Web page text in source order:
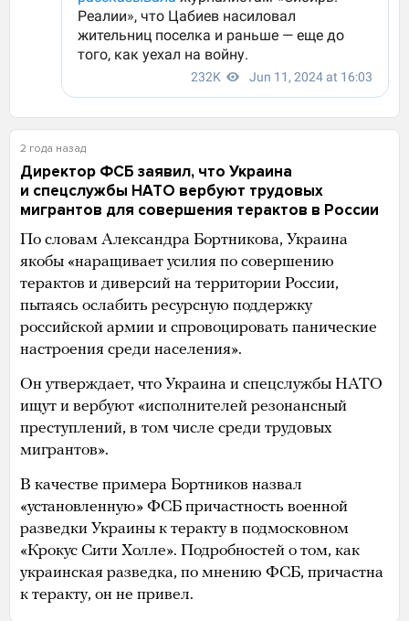
2 года назад
Директор ФСБ заявил, что Украина
и спецслужбы НАТО вербуют трудовых
мигрантов для совершения терактов в России
По словам Александра Бортникова, Украина
якобы «наращивает усилия по совершению
терактов и диверсий на территории России,
пытаясь ослабить ресурсную поддержку
российской армии и спровоцировать панические
настроения среди населения».
Он утверждает, что Украина и спецслужбы НАТО
ищут и вербуют «исполнителей резонансный
преступлений, в том числе среди трудовых
мигрантов».
В качестве примера Бортников назвал
«установленную» ФСБ причастность военной
разведки Украины к теракту в подмосковном
«Крокус Сити Холле». Подробностей о том, как
украинская разведка, по мнению ФСБ, причастна
к теракту, он не привел.